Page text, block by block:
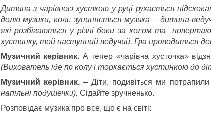
Дитина з чарівною хусткою у руці рухається
долю музики, коли зупиняється музика – дитина-
які розбігаються у різні боки за колом та
хустинку, той наступний ведучий. Гра проводиться
Музичний керівник. А тепер «чарівна хусточка»
(Вихователь іде по колу і торкається хустинкою до
Музичний керівник.– Діти, подивіться ми
напільні подушечки). Сідайте зручненько.
Розповідає музика про все, що є на світі: